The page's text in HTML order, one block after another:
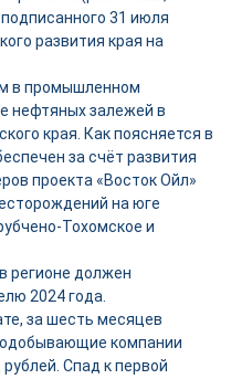
31 июля
развития края на
в промышленном
нефтяных залежей в
края. Как поясняется в
за счёт развития
проекта «Восток Ойл»
на юге
Тохомское и
регионе должен
2024 года.
за шесть месяцев
компании
Спад к первой